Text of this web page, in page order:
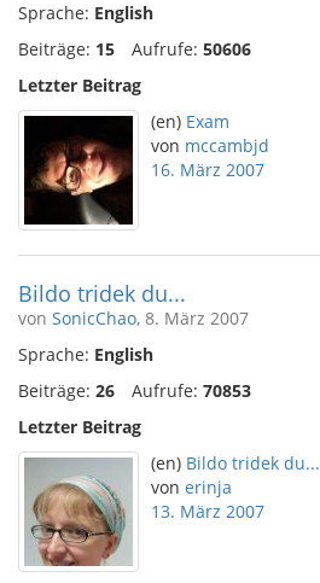
Sprache: English
Beiträge: 15 Aufrufe: 50606
Letzter Beitrag
(en) Exam
von mccambjd
16. März 2007
Bildo tridek du...
von SonicChao, 8. März 2007
Sprache: English
Beiträge: 26 Aufrufe: 70853
Letzter Beitrag
(en) Bildo tridek du...
von erinja
13. März 2007